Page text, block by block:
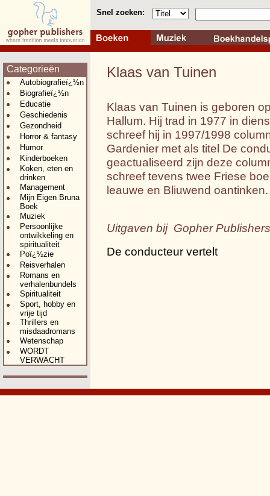
Snel zoeken:
Categorieën
Autobiografieï¿½n
Biografieï¿½n
Educatie
Geschiedenis
Gezondheid
Horror & fantasy
Humor
Kinderboeken
Koken, eten en
drinken
Management
Mijn Eigen Bruna
Boek
Muziek
Persoonlijke
ontwikkeling en
spiritualiteit
Poï¿½zie
Reisverhalen
Romans en
verhalenbundels
Spiritualiteit
Sport, hobby en
vrije tijd
Thrillers en
misdaadromans
Wetenschap
WORDT
VERWACHT
Klaas van Tuinen
Klaas van Tuinen is geboren
Hallum. Hij trad in 1977 in
schreef hij in 1997/1998
Gardenier met als titel De
geactualiseerd zijn deze
schreef tevens twee Friese
leauwe en Bliuwend oantinken.
Uitgaven bij Gopher
De conducteur vertelt